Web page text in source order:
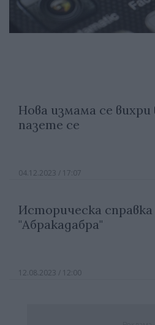
Нова измама се
пазете се
04.12.2023 / 17:07
Историческа
"Абракадабра"
12.08.2023 / 12:00